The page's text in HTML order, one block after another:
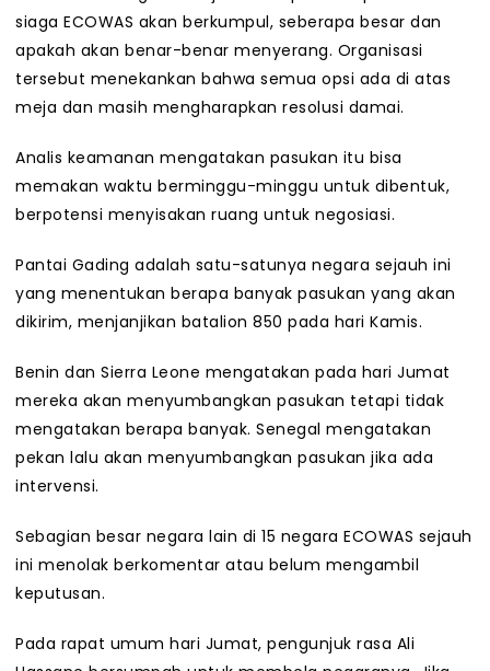
siaga ECOWAS akan berkumpul, seberapa besar dan
apakah akan benar-benar menyerang. Organisasi
tersebut menekankan bahwa semua opsi ada di atas
meja dan masih mengharapkan resolusi damai.
Analis keamanan mengatakan pasukan itu bisa
memakan waktu berminggu-minggu untuk dibentuk,
berpotensi menyisakan ruang untuk negosiasi.
Pantai Gading adalah satu-satunya negara sejauh ini
yang menentukan berapa banyak pasukan yang akan
dikirim, menjanjikan batalion 850 pada hari Kamis.
Benin dan Sierra Leone mengatakan pada hari Jumat
mereka akan menyumbangkan pasukan tetapi tidak
mengatakan berapa banyak. Senegal mengatakan
pekan lalu akan menyumbangkan pasukan jika ada
intervensi.
Sebagian besar negara lain di 15 negara ECOWAS sejauh
ini menolak berkomentar atau belum mengambil
keputusan.
Pada rapat umum hari Jumat, pengunjuk rasa Ali